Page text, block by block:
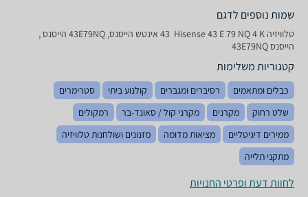
שמות נוספים לדגם
טלוויזיה Hisense 43 E 79 NQ 4 K ‏ 43 ‏אינטש הייסנס, 43E79NQ הייסנס ,
הייסנס 43E79NQ
קטגוריות משלימות
כבלים ומתאמים רסיברים ומגברים קולנוע ביתי
סטרימרים
שלט רחוק
מקרנים מקרני קול / סאונד-בר
רמקולים
ממירים דיגיטליים
מציאות מדומה
מזנונים ושולחנות טלוויזיה
מתקני תלייה
לחוות דעת ופרטי החנויות